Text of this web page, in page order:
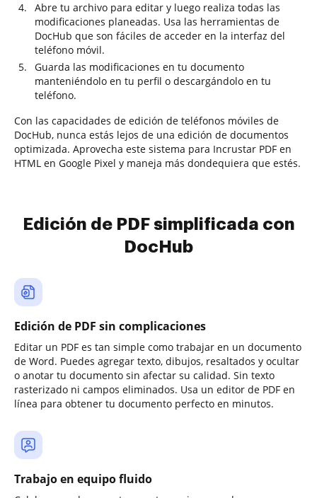
Abre tu archivo para editar y luego realiza todas las
modificaciones planeadas. Usa las herramientas de
DocHub que son fáciles de acceder en la interfaz del
teléfono móvil.
Guarda las modificaciones en tu documento
manteniéndolo en tu perfil o descargándolo en tu
teléfono.
Con las capacidades de edición de teléfonos móviles de
DocHub, nunca estás lejos de una edición de documentos
optimizada. Aprovecha este sistema para Incrustar PDF en
HTML en Google Pixel y maneja más dondequiera que estés.
Edición de PDF simplificada con
DocHub
Edición de PDF sin complicaciones
Editar un PDF es tan simple como trabajar en un documento
de Word. Puedes agregar texto, dibujos, resaltados y ocultar
o anotar tu documento sin afectar su calidad. Sin texto
rasterizado ni campos eliminados. Usa un editor de PDF en
línea para obtener tu documento perfecto en minutos.
Trabajo en equipo fluido